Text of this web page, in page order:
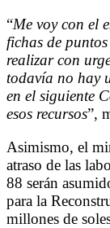
“Me voy con el
fichas de
realizar con
todavía no hay
en el siguiente
esos recursos”,
Asimismo, el
atraso de las
88 serán
para la
millones de